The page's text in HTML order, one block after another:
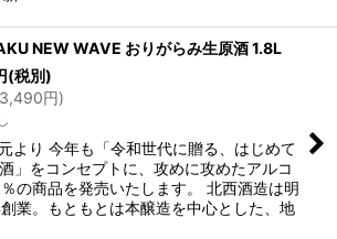
NEW WAVE おりがらみ生原酒 1.8L
(税別)
3,490円)
より 今年も「令和世代に贈る、はじめて
」をコンセプトに、攻めに攻めたアルコ
の商品を発売いたします。 北西酒造は明
業。もともとは本醸造を中心とした、地